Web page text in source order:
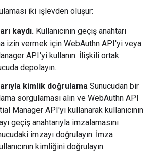
iki işlevden oluşur:
kaydı. Kullanıcının geçiş anahtarı
izin vermek için WebAuthn API'yi veya
API'yi kullanın. İlişkili ortak
depolayın.
kimlik doğrulama Sunucudan bir
sorgulaması alın ve WebAuthn API
Manager API'yi kullanarak kullanıcının
geçiş anahtarıyla imzalamasını
imzayı doğrulayın. İmza
kimliğini doğrulayın.